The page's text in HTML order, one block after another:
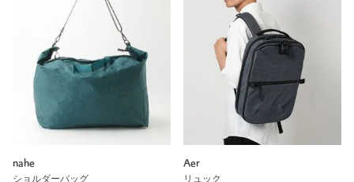
nahe
ショルダーバッグ
Aer
リュック